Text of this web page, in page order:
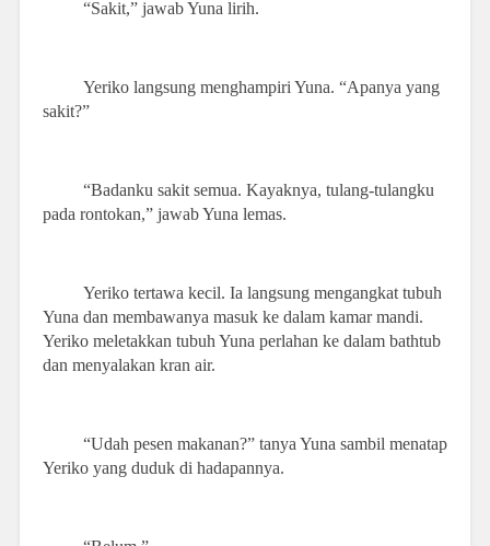
“Sakit,” jawab Yuna lirih.
Yeriko langsung menghampiri Yuna. “Apanya yang
sakit?”
“Badanku sakit semua. Kayaknya, tulang-tulangku
pada rontokan,” jawab Yuna lemas.
Yeriko tertawa kecil. Ia langsung mengangkat tubuh
Yuna dan membawanya masuk ke dalam kamar mandi.
Yeriko meletakkan tubuh Yuna perlahan ke dalam bathtub
dan menyalakan kran air.
“Udah pesen makanan?” tanya Yuna sambil menatap
Yeriko yang duduk di hadapannya.